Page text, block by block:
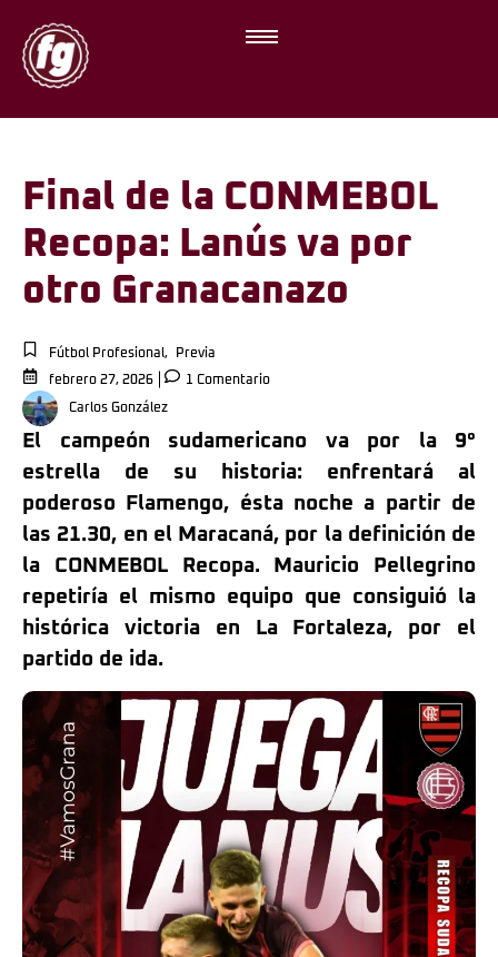
Final de la CONMEBOL
Recopa: Lanús va por
otro Granacanazo
Fútbol Profesional,
Previa
febrero 27, 2026
1 Comentario
Carlos González
El campeón sudamericano va por la 9°
estrella de su historia: enfrentará al
poderoso Flamengo, ésta noche a partir de
las 21.30, en el Maracaná, por la definición de
la CONMEBOL Recopa. Mauricio Pellegrino
repetiría el mismo equipo que consiguió la
histórica victoria en La Fortaleza, por el
partido de ida.